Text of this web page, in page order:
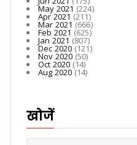
May 2021(224)
Apr 2021 (211)
Mar 2021 (666)
Feb 2021 (625)
Jan 2021 (807)
Dec 2020(121)
Nov 2020 (50)
Oct 2020 (14)
Aug 2020(14)
खोजें